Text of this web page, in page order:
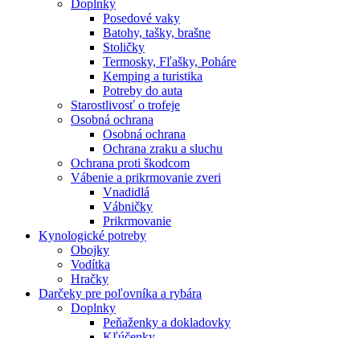
Doplnky
Posedové vaky
Batohy, tašky, brašne
Stoličky
Termosky, Fľašky, Poháre
Kemping a turistika
Potreby do auta
Starostlivosť o trofeje
Osobná ochrana
Osobná ochrana
Ochrana zraku a sluchu
Ochrana proti škodcom
Vábenie a prikrmovanie zveri
Vnadidlá
Vábničky
Prikrmovanie
Kynologické potreby
Obojky
Vodítka
Hračky
Darčeky pre poľovníka a rybára
Doplnky
Peňaženky a dokladovky